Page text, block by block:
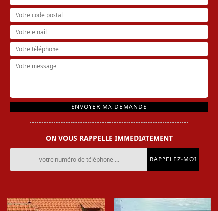
ON VOUS RAPPELLE IMMEDIATEMENT